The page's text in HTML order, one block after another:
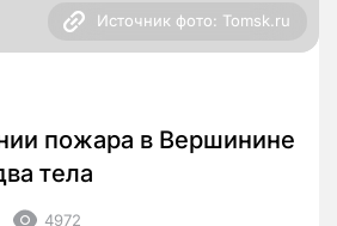
Источник фото: Tomsk.ru
пожара в Вершинине
тела
4972